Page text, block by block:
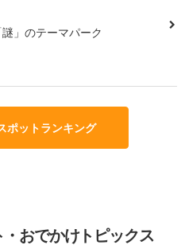
」のテーマパーク
ポットランキング
おでかけトピックス